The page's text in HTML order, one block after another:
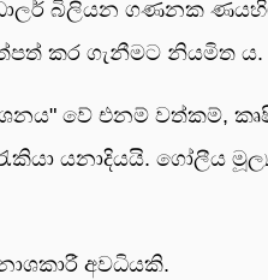
බිලියන ගණනක
කර ගැනීමට නියමිත ය.
වේ එනම් වත්කම්,
යනාදියයි. ගෝලීය
අවධියකි.